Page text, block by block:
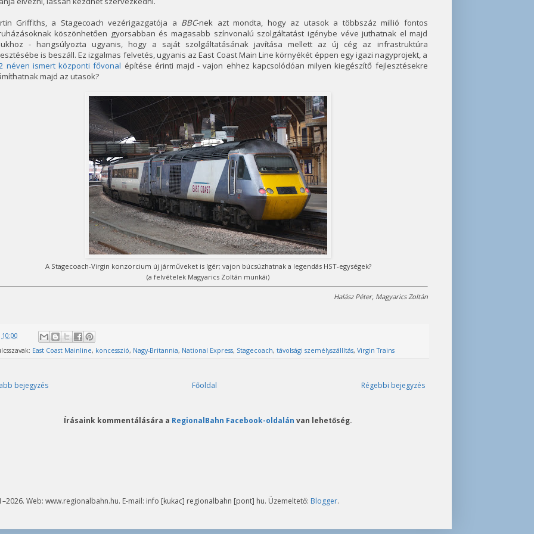
Griffiths, a Stagecoach vezérigazgatója a BBC-nek azt mondta, hogy az utasok a többszáz millió fontos
köszönhetően gyorsabban és magasabb színvonalú szolgáltatást igénybe véve juthatnak el majd
- hangsúlyozta ugyanis, hogy a saját szolgáltatásának javítása mellett az új cég az infrastruktúra
is beszáll. Ez izgalmas felvetés, ugyanis az East Coast Main Line környékét éppen egy igazi nagyprojekt, a
néven ismert központi fővonal építése érinti majd - vajon ehhez kapcsolódóan milyen kiegészítő fejlesztésekre
majd az utasok?
A Stagecoach-Virgin konzorcium új járműveket is ígér; vajon búcsúzhatnak a legendás HST-egységek?
(a felvételek Magyarics Zoltán munkái)
Halász Péter, Magyarics Zoltán
10:00
East Coast Mainline, koncesszió, Nagy-Britannia, National Express, Stagecoach, távolsági személyszállítás, Virgin Trains
bejegyzés Régebbi bejegyzés
Főoldal
Írásaink kommentálására a RegionalBahn Facebook-oldalán van lehetőség.
Web: www.regionalbahn.hu. E-mail: info [kukac] regionalbahn [pont] hu. Üzemeltető: Blogger.